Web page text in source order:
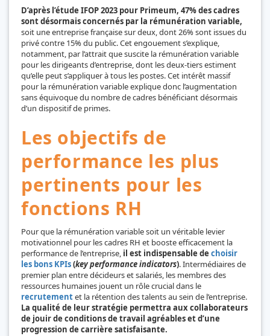
D’après l’étude IFOP 2023 pour Primeum, 47% des cadres
sont désormais concernés par la rémunération variable,
soit une entreprise française sur deux, dont 26% sont issues du
privé contre 15% du public. Cet engouement s’explique,
notamment, par l’attrait que suscite la rémunération variable
pour les dirigeants d’entreprise, dont les deux-tiers estiment
qu’elle peut s’appliquer à tous les postes. Cet intérêt massif
pour la rémunération variable explique donc l’augmentation
sans équivoque du nombre de cadres bénéficiant désormais
d’un dispositif de primes.
Les objectifs de
performance les plus
pertinents pour les
fonctions RH
Pour que la rémunération variable soit un véritable levier
motivationnel pour les cadres RH et booste efficacement la
performance de l’entreprise, il est indispensable de choisir
les bons KPIs(key performance indicators). Intermédiaires de
premier plan entre décideurs et salariés, les membres des
ressources humaines jouent un rôle crucial dans le
recrutementet la rétention des talents au sein de l’entreprise.
La qualité de leur stratégie permettra aux collaborateurs
de jouir de conditions de travail agréables et d’une
progression de carrière satisfaisante.